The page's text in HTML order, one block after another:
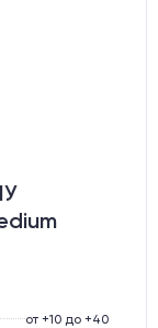
от +10 до +40